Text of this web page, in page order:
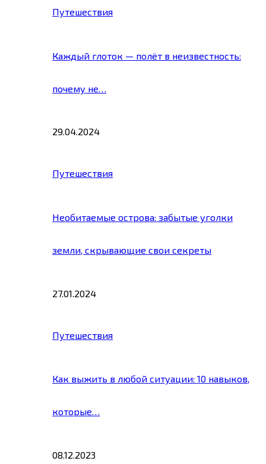
Путешествия
Каждый глоток — полёт в неизвестность:
почему не…
29.04.2024
Путешествия
Необитаемые острова: забытые уголки
земли, скрывающие свои секреты
27.01.2024
Путешествия
Как выжить в любой ситуации: 10 навыков,
которые…
08.12.2023